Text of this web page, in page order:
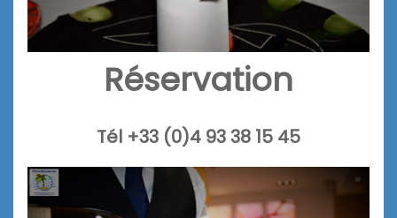
Réservation
Tél +33 (0)4 93 38 15 45